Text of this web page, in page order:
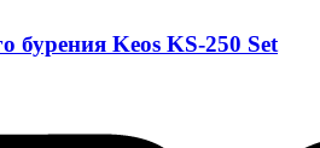
бурения Keos KS-250 Set